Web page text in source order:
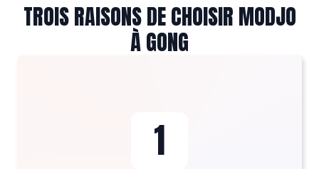
TROIS RAISONS DE CHOISIR MODJO
À GONG
1